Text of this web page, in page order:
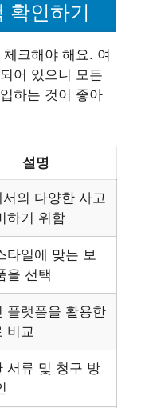
확인하기
크해야 해요. 여
어 있으니 모든
하는 것이 좋아
설명
의 다양한 사고
하기 위함
타일에 맞는 보
을 선택
플랫폼을 활용한
비교
서류 및 청구 방